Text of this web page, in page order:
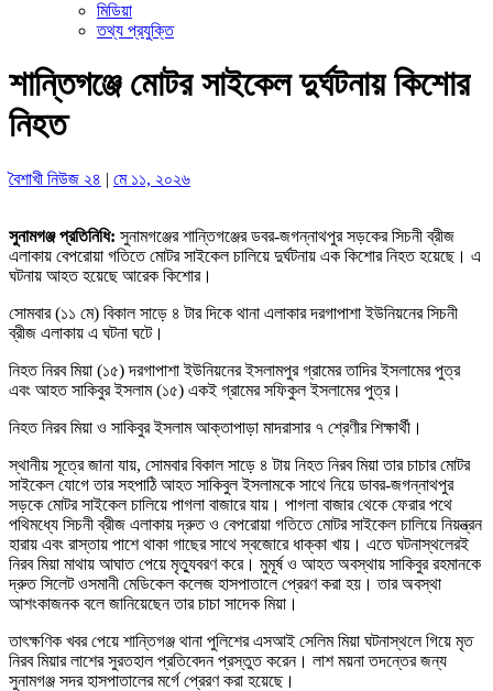
মিডিয়া
তথ্য প্রযুক্তি
শান্তিগঞ্জে মোটর সাইকেল দুর্ঘটনায় কিশোর
নিহত
বৈশাখী নিউজ ২৪ | মে ১১, ২০২৬
সুনামগঞ্জ প্রতিনিধি: সুনামগঞ্জের শান্তিগঞ্জের ডবর-জগন্নাথপুর সড়কের সিচনী ব্রীজ
এলাকায় বেপরোয়া গতিতে মোটর সাইকেল চালিয়ে দুর্ঘটনায় এক কিশোর নিহত হয়েছে। এ
ঘটনায় আহত হয়েছে আরেক কিশোর।
সোমবার (১১ মে) বিকাল সাড়ে ৪ টার দিকে থানা এলাকার দরগাপাশা ইউনিয়নের সিচনী
ব্রীজ এলাকায় এ ঘটনা ঘটে।
নিহত নিরব মিয়া (১৫) দরগাপাশা ইউনিয়নের ইসলামপুর গ্রামের তাদির ইসলামের পুত্র
এবং আহত সাকিবুর ইসলাম (১৫) একই গ্রামের সফিকুল ইসলামের পুত্র।
নিহত নিরব মিয়া ও সাকিবুর ইসলাম আক্তাপাড়া মাদরাসার ৭ শ্রেণীর শিক্ষার্থী।
স্থানীয় সূত্রে জানা যায়, সোমবার বিকাল সাড়ে ৪ টায় নিহত নিরব মিয়া তার চাচার মোটর
সাইকেল যোগে তার সহপাঠি আহত সাকিবুল ইসলামকে সাথে নিয়ে ডাবর-জগন্নাথপুর
সড়কে মোটর সাইকেল চালিয়ে পাগলা বাজারে যায়। পাগলা বাজার থেকে ফেরার পথে
পথিমধ্যে সিচনী ব্রীজ এলাকায় দ্রুত ও বেপরোয়া গতিতে মোটর সাইকেল চালিয়ে নিয়ন্ত্রন
হারায় এবং রাস্তায় পাশে থাকা গাছের সাথে স্বজোরে ধাক্কা খায়। এতে ঘটনাস্থলেরই
নিরব মিয়া মাথায় আঘাত পেয়ে মৃত্যুবরণ করে। মুমূর্ষ ও আহত অবস্থায় সাকিবুর রহমানকে
দ্রুত সিলেট ওসমানী মেডিকেল কলেজ হাসপাতালে প্রেরণ করা হয়। তার অবস্থা
আশংকাজনক বলে জানিয়েছেন তার চাচা সাদেক মিয়া।
তাৎক্ষণিক খবর পেয়ে শান্তিগঞ্জ থানা পুলিশের এসআই সেলিম মিয়া ঘটনাস্থলে গিয়ে মৃত
নিরব মিয়ার লাশের সুরতহাল প্রতিবেদন প্রস্তুত করেন। লাশ ময়না তদন্তের জন্য
সুনামগঞ্জ সদর হাসপাতালের মর্গে প্রেরণ করা হয়েছে।